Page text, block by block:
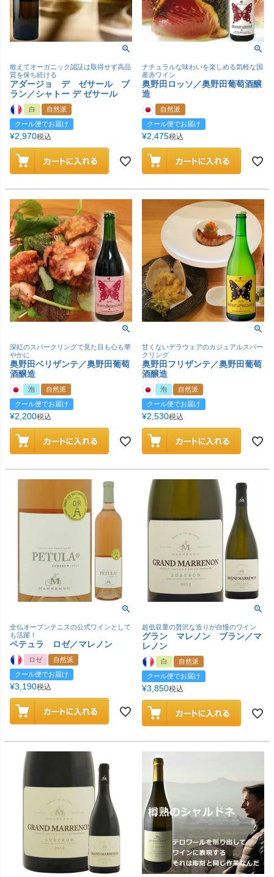
敢えてオーガニック認証は取得せず高品
質を保ち続ける
アダージョ デ ゼサール ブ
ラン／シャトー デ ゼサール
白
自然派
クール便でお届け
¥2,970税込
ナチュラルな味わいを楽しめる気軽な国
産赤ワイン
奥野田ロッソ／奥野田葡萄酒醸
造
自然派
クール便でお届け
¥2,475税込
深紅のスパークリングで見た目も心も華
やかに
奥野田ベリザンテ／奥野田葡萄
酒醸造
泡
自然派
クール便でお届け
¥2,200税込
甘くないデラウェアのカジュアルスパー
クリング
奥野田フリザンテ／奥野田葡萄
酒醸造
泡
自然派
クール便でお届け
¥2,530税込
全仏オープンテニスの公式ワインとして
も活躍！
ペテュラ ロゼ／マレノン
ロゼ
自然派
クール便でお届け
¥3,190税込
超低収量の贅沢な造りが自慢のワイン
グラン マレノン ブラン／マ
レノン
白
自然派
クール便でお届け
¥3,850税込